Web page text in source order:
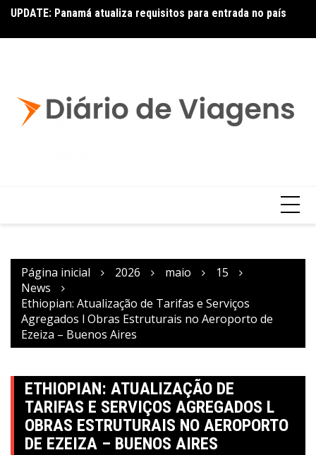
UPDATE: Panamá atualiza requisitos para entrada no país
por Doença ou Falecimento
Página inicial 2026 maio
15
News
Ethiopian: Atualização de Tarifas e Serviços
Agregados l Obras Estruturais no Aeroporto de
Ezeiza – Buenos Aires
ETHIOPIAN: ATUALIZAÇÃO DE
TARIFAS E SERVIÇOS AGREGADOS L
OBRAS ESTRUTURAIS NO AEROPORTO
DE EZEIZA – BUENOS AIRES